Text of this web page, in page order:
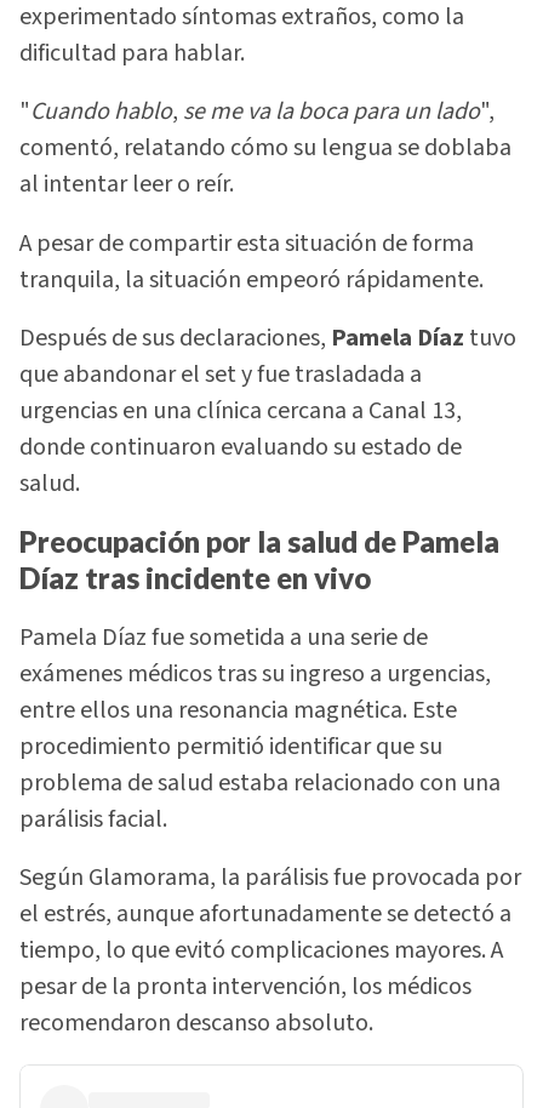
experimentado síntomas extraños, como la
dificultad para hablar.
"Cuando hablo, se me va la boca para un lado",
comentó, relatando cómo su lengua se doblaba
al intentar leer o reír.
A pesar de compartir esta situación de forma
tranquila, la situación empeoró rápidamente.
Después de sus declaraciones, Pamela Díaz tuvo
que abandonar el set y fue trasladada a
urgencias en una clínica cercana a Canal 13,
donde continuaron evaluando su estado de
salud.
Preocupación por la salud de Pamela
Díaz tras incidente en vivo
Pamela Díaz fue sometida a una serie de
exámenes médicos tras su ingreso a urgencias,
entre ellos una resonancia magnética. Este
procedimiento permitió identificar que su
problema de salud estaba relacionado con una
parálisis facial.
Según Glamorama, la parálisis fue provocada por
el estrés, aunque afortunadamente se detectó a
tiempo, lo que evitó complicaciones mayores. A
pesar de la pronta intervención, los médicos
recomendaron descanso absoluto.